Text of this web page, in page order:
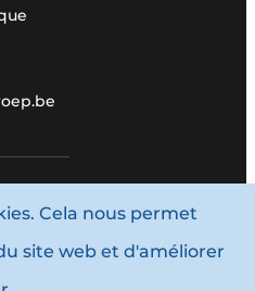
Media Group.
Cela nous permet
site web et d'améliorer